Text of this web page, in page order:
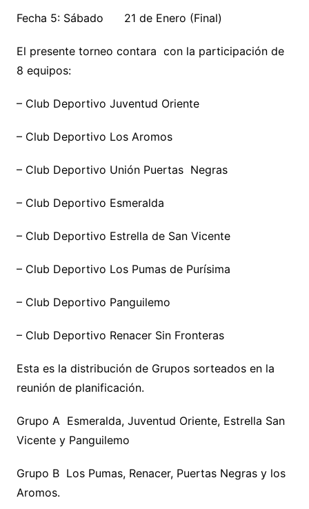
Fecha 5: Sábado 21 de Enero (Final)
El presente torneo contara con la participación de
8 equipos:
– Club Deportivo Juventud Oriente
– Club Deportivo Los Aromos
– Club Deportivo Unión Puertas Negras
– Club Deportivo Esmeralda
– Club Deportivo Estrella de San Vicente
– Club Deportivo Los Pumas de Purísima
– Club Deportivo Panguilemo
– Club Deportivo Renacer Sin Fronteras
Esta es la distribución de Grupos sorteados en la
reunión de planificación.
Grupo A Esmeralda, Juventud Oriente, Estrella San
Vicente y Panguilemo
Grupo B Los Pumas, Renacer, Puertas Negras y los
Aromos.